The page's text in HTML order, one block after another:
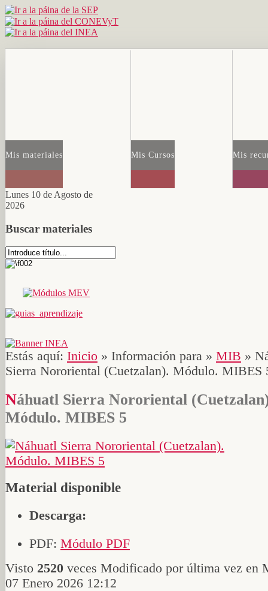
Mis materiales Mis Cursos Mis
Lunes 10 de Agosto de
2026
Buscar materiales
Estás aquí: Inicio » Información para » MIB »
Sierra Nororiental (Cuetzalan). Módulo. MIBES
Náhuatl Sierra Nororiental (Cuetzalan).
Módulo. MIBES 5
Material disponible
Descarga:
PDF: Módulo PDF
Visto 2520 veces Modificado por última vez en
07 Enero 2026 12:12